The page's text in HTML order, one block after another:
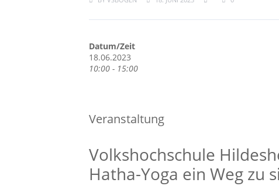
Datum/Zeit
18.06.2023
10:00 - 15:00
Veranstaltung
Volkshochschule
Hatha-Yoga ein Weg zu